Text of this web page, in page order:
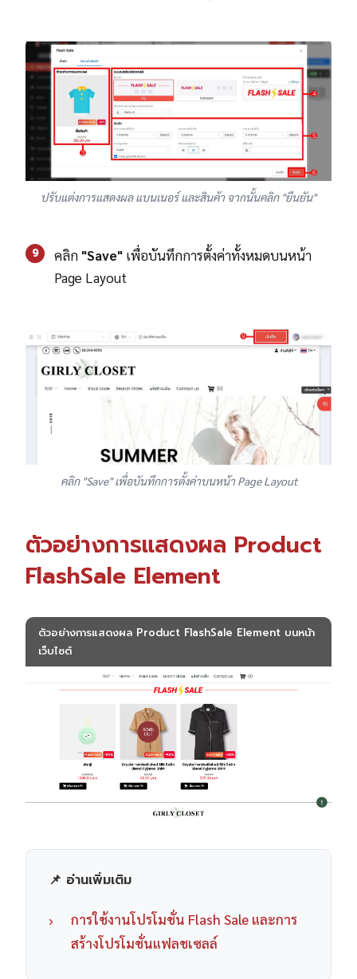
ปรับแต่งการแสดงผล แบนเนอร์ และสินค้า จากนั้นคลิก "ยืนยัน"
9 คลิก "Save" เพื่อบันทึกการตั้งค่าทั้งหมดบนหน้า
Page Layout
คลิก "Save" เพื่อบันทึกการตั้งค่าบนหน้า Page Layout
ตัวอย่างการแสดงผล Product
FlashSale Element
ตัวอย่างการแสดงผล Product FlashSale Element บนหน้า
เว็บไซต์
📌 อ่านเพิ่มเติม
›
การใช้งานโปรโมชั่น Flash Sale และการ
สร้างโปรโมชั่นแฟลชเซลล์